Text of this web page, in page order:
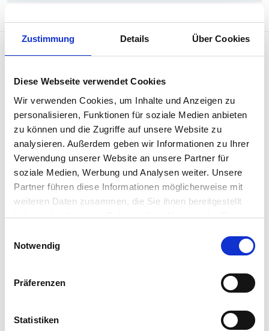
Zustimmung Details Über Cookies
Diese Webseite verwendet Cookies
Wir verwenden Cookies, um Inhalte und Anzeigen zu
personalisieren, Funktionen für soziale Medien anbieten
zu können und die Zugriffe auf unsere Website zu
analysieren. Außerdem geben wir Informationen zu Ihrer
Verwendung unserer Website an unsere Partner für
soziale Medien, Werbung und Analysen weiter. Unsere
Partner führen diese Informationen möglicherweise mit
weiteren Daten zusammen, die Sie ihnen bereitgestellt
haben oder die sie im Rahmen Ihrer Nutzung der Dienste
Notwendig
Präferenzen
Statistiken
Penso versteht sich als Begleiterin, Ratgeberin
und Inspiratorin für Menschen, die mit Menschen
arbeiten sowie als hybrides
Weiterbildungsangebot für HR- und
Sozialversicherungsfachleute.
Rubriken